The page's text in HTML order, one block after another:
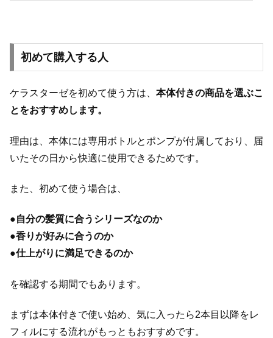
初めて購入する人
ケラスターゼを初めて使う方は、 本体付きの商品を選ぶこ
とをおすすめします。
理由は、本体には専用ボトルとポンプが付属しており、届
いたその日から快適に使用できるためです。
また、初めて使う場合は、
●自分の髪質に合うシリーズなのか
●香りが好みに合うのか
●仕上がりに満足できるのか
を確認する期間でもあります。
まずは本体付きで使い始め、気に入ったら2本目以降をレ
フィルにする流れがもっともおすすめです。